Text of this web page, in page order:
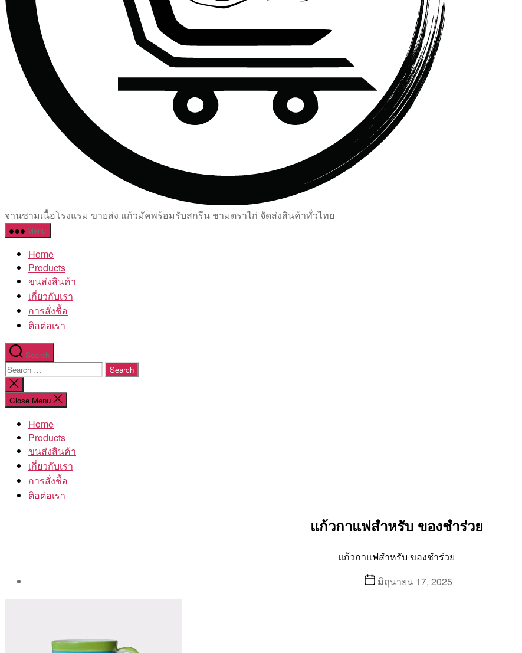
จานชามเนื้อโรงแรม ขายส่ง แก้วมัคพร้อมรับสกรีน ชามตราไก่ จัดส่งสินค้าทั่วไทย
Menu
Home
Products
ขนส่งสินค้า
เกี่ยวกับเรา
การสั่งชื้อ
ติอต่อเรา
Search
Search
for:
Close
search
Close Menu
Home
Products
ขนส่งสินค้า
เกี่ยวกับเรา
การสั่งชื้อ
ติอต่อเรา
แก้วกาแฟสำหรับ ของชำร่วย
แก้วกาแฟสำหรับ ของชำร่วย
Postมิถุนายน 17, 2025